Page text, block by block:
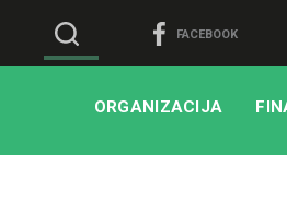
FACEBOOK
ORGANIZACIJA